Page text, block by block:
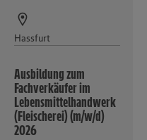
Hassfurt
Ausbildung zum
Fachverkäufer im
Lebensmittelhandwerk
(Fleischerei) (m/w/d)
2026